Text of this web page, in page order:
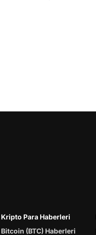
Kripto Para Haberleri
Bitcoin (BTC) Haberleri